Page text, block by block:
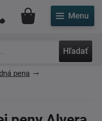
Hľadať
Môj účet
pena